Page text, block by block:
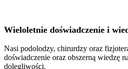
Wieloletnie doświadczenie i
Nasi podolodzy, chirurdzy oraz
doświadczenie oraz obszerną wiedzę
dolegliwości.